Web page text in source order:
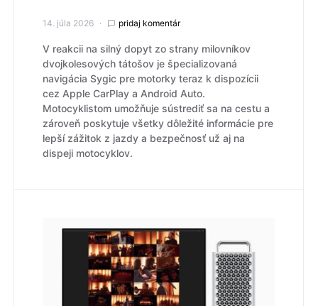
14. júla 2026 pridaj komentár
V reakcii na silný dopyt zo strany milovníkov
dvojkolesových tátošov je špecializovaná
navigácia Sygic pre motorky teraz k dispozícii
cez Apple CarPlay a Android Auto.
Motocyklistom umožňuje sústrediť sa na cestu a
zároveň poskytuje všetky dôležité informácie pre
lepší zážitok z jazdy a bezpečnosť už aj na
dispeji motocyklov.